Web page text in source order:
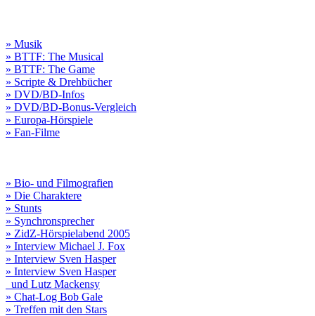
» Musik
» BTTF: The Musical
» BTTF: The Game
» Scripte & Drehbücher
» DVD/BD-Infos
» DVD/BD-Bonus-Vergleich
» Europa-Hörspiele
» Fan-Filme
» Bio- und Filmografien
» Die Charaktere
» Stunts
» Synchronsprecher
» ZidZ-Hörspielabend 2005
» Interview Michael J. Fox
» Interview Sven Hasper
» Interview Sven Hasper
und Lutz Mackensy
» Chat-Log Bob Gale
» Treffen mit den Stars